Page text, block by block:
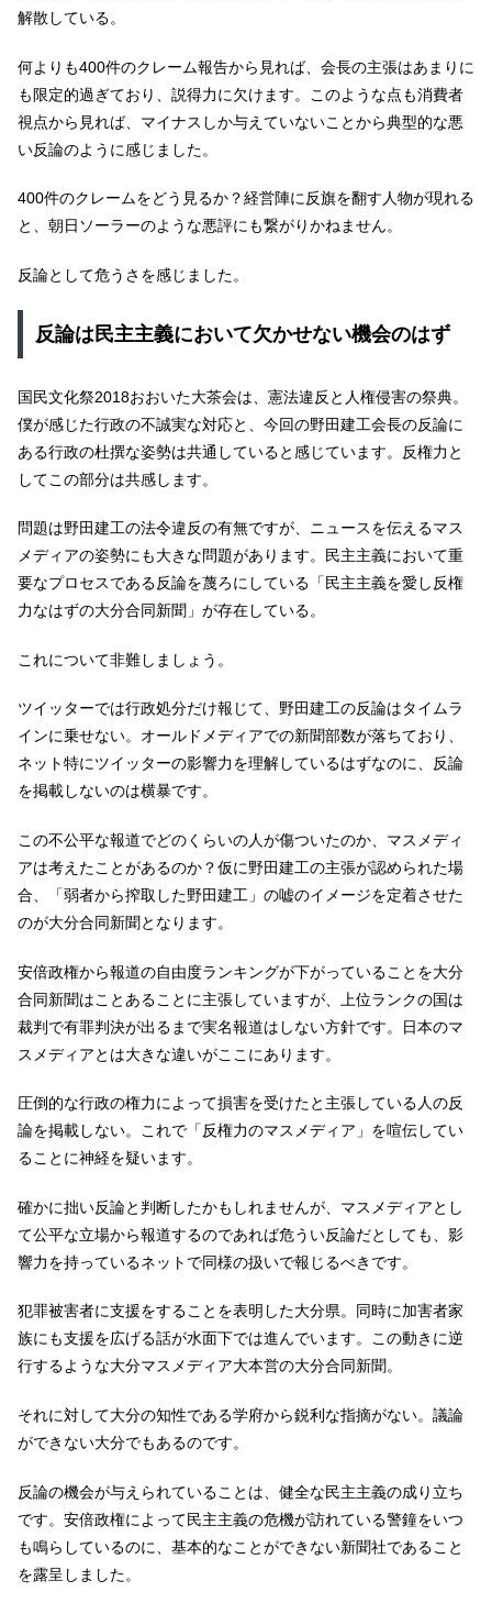
解散している。
何よりも400件のクレーム報告から見れば、会長の主張はあまりに
も限定的過ぎており、説得力に欠けます。このような点も消費者
視点から見れば、マイナスしか与えていないことから典型的な悪
い反論のように感じました。
400件のクレームをどう見るか？経営陣に反旗を翻す人物が現れる
と、朝日ソーラーのような悪評にも繋がりかねません。
反論として危うさを感じました。
反論は民主主義において欠かせない機会のはず
国民文化祭2018おおいた大茶会は、憲法違反と人権侵害の祭典。
僕が感じた行政の不誠実な対応と、今回の野田建工会長の反論に
ある行政の杜撰な姿勢は共通していると感じています。反権力と
してこの部分は共感します。
問題は野田建工の法令違反の有無ですが、ニュースを伝えるマス
メディアの姿勢にも大きな問題があります。民主主義において重
要なプロセスである反論を蔑ろにしている「民主主義を愛し反権
力なはずの大分合同新聞」が存在している。
これについて非難しましょう。
ツイッターでは行政処分だけ報じて、野田建工の反論はタイムラ
インに乗せない。オールドメディアでの新聞部数が落ちており、
ネット特にツイッターの影響力を理解しているはずなのに、反論
を掲載しないのは横暴です。
この不公平な報道でどのくらいの人が傷ついたのか、マスメディ
アは考えたことがあるのか？仮に野田建工の主張が認められた場
合、「弱者から搾取した野田建工」の嘘のイメージを定着させた
のが大分合同新聞となります。
安倍政権から報道の自由度ランキングが下がっていることを大分
合同新聞はことあることに主張していますが、上位ランクの国は
裁判で有罪判決が出るまで実名報道はしない方針です。日本のマ
スメディアとは大きな違いがここにあります。
圧倒的な行政の権力によって損害を受けたと主張している人の反
論を掲載しない。これで「反権力のマスメディア」を喧伝してい
ることに神経を疑います。
確かに拙い反論と判断したかもしれませんが、マスメディアとし
て公平な立場から報道するのであれば危うい反論だとしても、影
響力を持っているネットで同様の扱いで報じるべきです。
犯罪被害者に支援をすることを表明した大分県。同時に加害者家
族にも支援を広げる話が水面下では進んでいます。この動きに逆
行するような大分マスメディア大本営の大分合同新聞。
それに対して大分の知性である学府から鋭利な指摘がない。議論
ができない大分でもあるのです。
反論の機会が与えられていることは、健全な民主主義の成り立ち
です。安倍政権によって民主主義の危機が訪れている警鐘をいつ
も鳴らしているのに、基本的なことができない新聞社であること
を露呈しました。